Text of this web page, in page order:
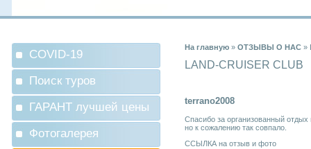
COVID-19
Поиск туров
ГАРАНТ лучшей цены
Фотогалерея
На главную » ОТЗЫВЫ О НАС »
LAND-CRUISER CLUB
terrano2008
Спасибо за организованный
но к сожалению так совпало.
ССЫЛКА на отзыв и фото